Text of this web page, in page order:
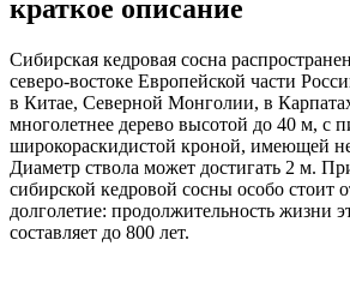
краткое описание
Сибирская кедровая сосна
северо-востоке Европейской части
в Китае, Северной Монголии, в
многолетнее дерево высотой до 40 м, с
широкораскидистой кроной, имеющей
Диаметр ствола может достигать 2 м.
сибирской кедровой сосны особо стоит
долголетие: продолжительность жизни
составляет до 800 лет.